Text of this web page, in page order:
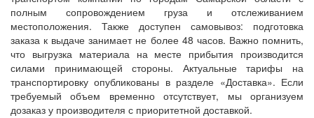
полным сопровождением груза и отслеживанием
местоположения. Также доступен самовывоз: подготовка
заказа к выдаче занимает не более 48 часов. Важно помнить,
что выгрузка материала на месте прибытия производится
силами принимающей стороны. Актуальные тарифы на
транспортировку опубликованы в разделе «Доставка». Если
требуемый объем временно отсутствует, мы организуем
дозаказ у производителя с приоритетной доставкой.